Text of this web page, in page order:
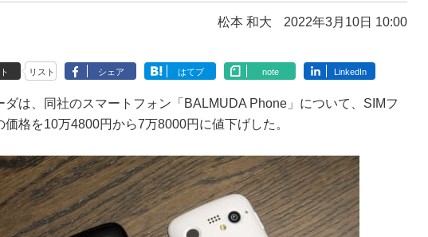
松本 和大 2022年3月10日 10:00
リスト シェア はてブ note LinkedIn
は、同社のスマートフォン「BALMUDA Phone」について、SIMフ
価格を10万4800円から7万8000円に値下げした。